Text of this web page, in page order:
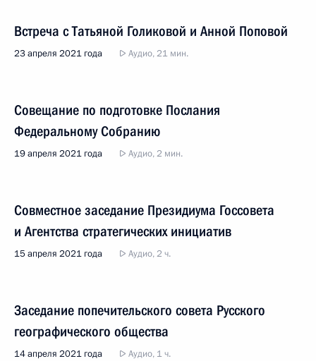
Встреча с Татьяной Голиковой и Анной Поповой
23 апреля 2021 года Аудио, 21 мин.
Совещание по подготовке Послания
Федеральному Собранию
19 апреля 2021 года Аудио, 2 мин.
Совместное заседание Президиума Госсовета
и Агентства стратегических инициатив
15 апреля 2021 года Аудио, 2 ч.
Заседание попечительского совета Русского
географического общества
14 апреля 2021 года Аудио, 1 ч.